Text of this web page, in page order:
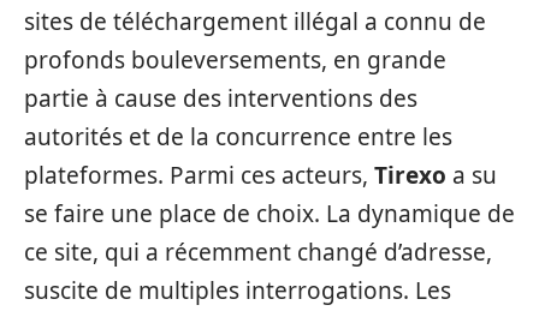
sites de téléchargement illégal a connu de
profonds bouleversements, en grande
partie à cause des interventions des
autorités et de la concurrence entre les
plateformes. Parmi ces acteurs, Tirexo a su
se faire une place de choix. La dynamique de
ce site, qui a récemment changé d’adresse,
suscite de multiples interrogations. Les